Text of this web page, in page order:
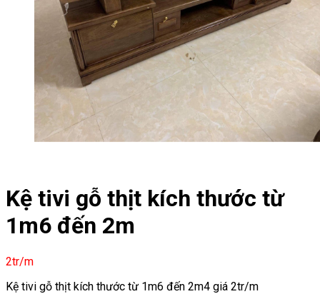
Kệ tivi gỗ thịt kích thước từ
1m6 đến 2m
2tr/m
Kệ tivi gỗ thịt kích thước từ 1m6 đến 2m4 giá 2tr/m